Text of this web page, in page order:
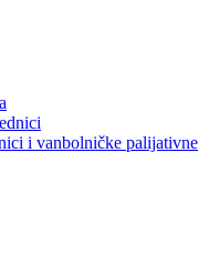
i vanbolničke palijativne